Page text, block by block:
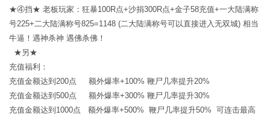
★④挡★ 老板玩家：狂暴100R点+沙捐300R点+金子58充值+一大陆满称
号225+二大陆满称号825=1148 (二大陆满称号可以直接进入无双城) 相当
牛逼！遇神杀神 遇佛杀佛！
★另★
充值福利：
充值金额达到200点 额外爆率+100% 鞭尸几率提升20%
充值金额达到500点 额外爆率+300% 鞭尸几率提升30%
充值金额达到1000点 额外爆率+500% 鞭尸几率提升50% 可连击最高